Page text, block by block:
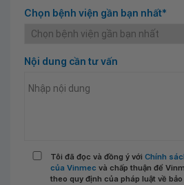
Chọn bệnh viện gần bạn nhất*
Nội dung cần tư vấn
Tôi đã đọc và đồng ý với Chính
của Vinmec và chấp thuận để
theo quy định của pháp luật về bảo